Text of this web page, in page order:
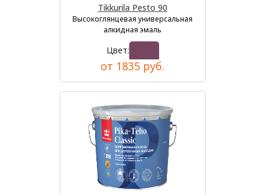
Tikkurila Pesto 90
Высокоглянцевая универсальная
алкидная эмаль
Цвет:
от 1835 руб.